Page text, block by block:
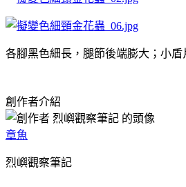
各腳黑色細長，腿節後端膨大；小
創作者介紹
章魚
烈嶼觀察筆記